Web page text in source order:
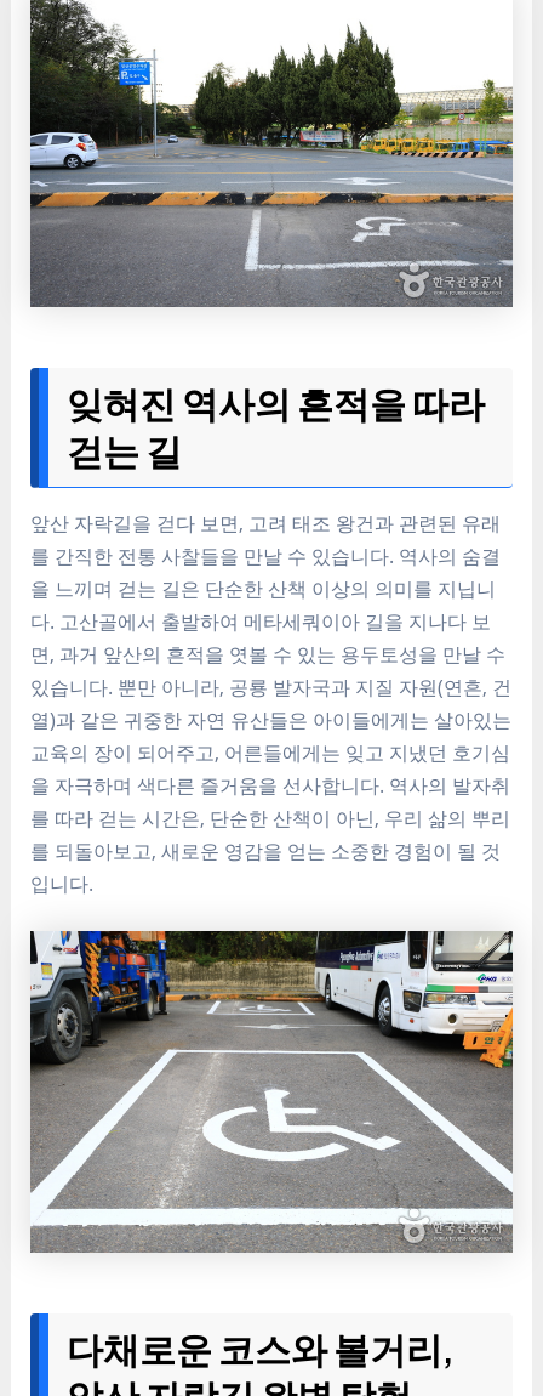
잊혀진 역사의 흔적을 따라
걷는 길
앞산 자락길을 걷다 보면, 고려 태조 왕건과 관련된 유래
를 간직한 전통 사찰들을 만날 수 있습니다. 역사의 숨결
을 느끼며 걷는 길은 단순한 산책 이상의 의미를 지닙니
다. 고산골에서 출발하여 메타세쿼이아 길을 지나다 보
면, 과거 앞산의 흔적을 엿볼 수 있는 용두토성을 만날 수
있습니다. 뿐만 아니라, 공룡 발자국과 지질 자원(연흔, 건
열)과 같은 귀중한 자연 유산들은 아이들에게는 살아있는
교육의 장이 되어주고, 어른들에게는 잊고 지냈던 호기심
을 자극하며 색다른 즐거움을 선사합니다. 역사의 발자취
를 따라 걷는 시간은, 단순한 산책이 아닌, 우리 삶의 뿌리
를 되돌아보고, 새로운 영감을 얻는 소중한 경험이 될 것
입니다.
다채로운 코스와 볼거리,